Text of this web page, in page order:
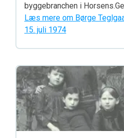
byggebranchen i
Læs mere om Børge
15. juli 1974